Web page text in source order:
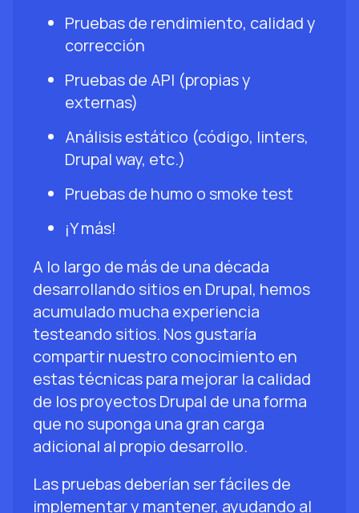
Pruebas de rendimiento, calidad y
corrección
Pruebas de API (propias y
externas)
Análisis estático (código, linters,
Drupal way, etc.)
Pruebas de humo o smoke test
¡Y más!
A lo largo de más de una década
desarrollando sitios en Drupal, hemos
acumulado mucha experiencia
testeando sitios. Nos gustaría
compartir nuestro conocimiento en
estas técnicas para mejorar la calidad
de los proyectos Drupal de una forma
que no suponga una gran carga
adicional al propio desarrollo.
Las pruebas deberían ser fáciles de
implementar y mantener, ayudando al